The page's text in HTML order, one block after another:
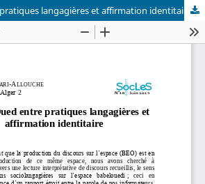
langagières et affirmation identitaire